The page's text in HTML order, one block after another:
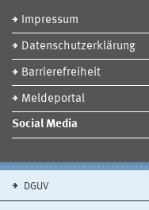
Impressum
Datenschutzerklärung
Barrierefreiheit
Meldeportal
Social Media
DGUV